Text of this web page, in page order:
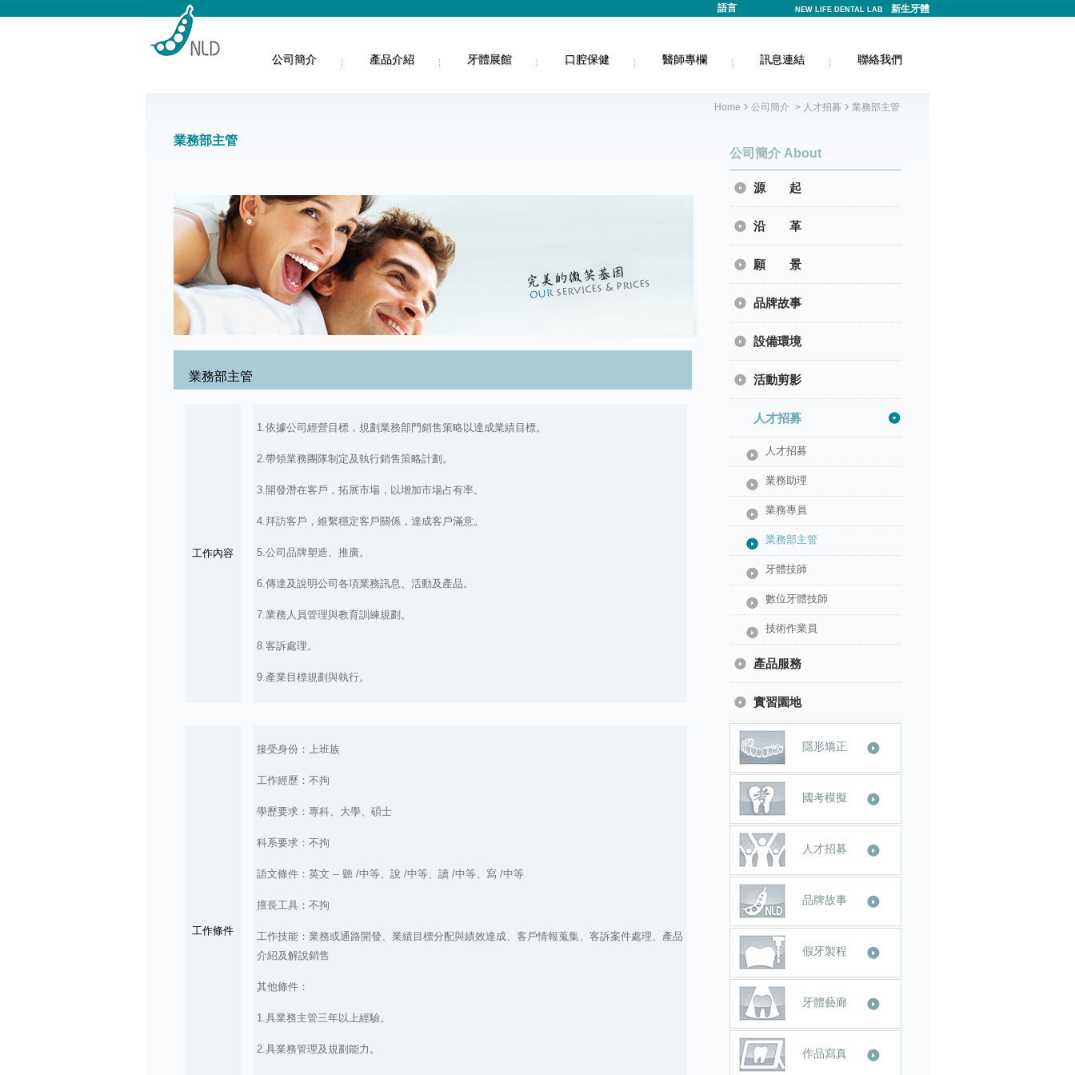
語言 NEW LIFE DENTAL LAB 新生牙體
公司簡介 產品介紹 牙體展館 口腔保健 醫師專欄 訊息連結 聯絡我們
公司簡介 About
源 起
沿 革
願 景
品牌故事
設備環境
活動剪影
人才招募
人才招募
業務助理
業務專員
業務部主管
牙體技師
數位牙體技師
技術作業員
產品服務
實習園地
隱形矯正
國考模擬
人才招募
品牌故事
假牙製程
牙體藝廊
作品寫真
業務部主管
Home › 公司簡介 > 人才招募 › 業務部主管
業務部主管
工作內容
1.依據公司經營目標，規劃業務部門銷售策略以達成業績目標。
2.帶領業務團隊制定及執行銷售策略計劃。
3.開發潛在客戶，拓展市場，以增加市場占有率。
4.拜訪客戶，維繫穩定客戶關係，達成客戶滿意。
5.公司品牌塑造、推廣。
6.傳達及說明公司各項業務訊息、活動及產品。
7.業務人員管理與教育訓練規劃。
8.客訴處理。
9.產業目標規劃與執行。
工作條件
接受身份：上班族
工作經歷：不拘
學歷要求：專科、大學、碩士
科系要求：不拘
語文條件：英文 -- 聽 /中等、說 /中等、讀 /中等、寫 /中等
擅長工具：不拘
工作技能：業務或通路開發、業績目標分配與績效達成、客戶情報蒐集、客訴案件處理、產品
介紹及解說銷售
其他條件：
1.具業務主管三年以上經驗。
2.具業務管理及規劃能力。